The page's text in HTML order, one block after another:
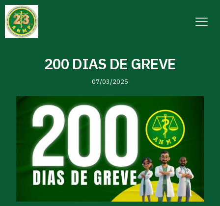
200 DIAS DE GREVE
07/03/2025